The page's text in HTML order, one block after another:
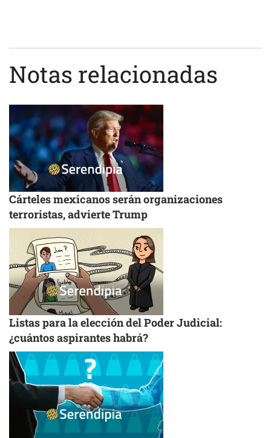
Notas relacionadas
Cárteles mexicanos serán organizaciones
terroristas, advierte Trump
Listas para la elección del Poder Judicial:
¿cuántos aspirantes habrá?